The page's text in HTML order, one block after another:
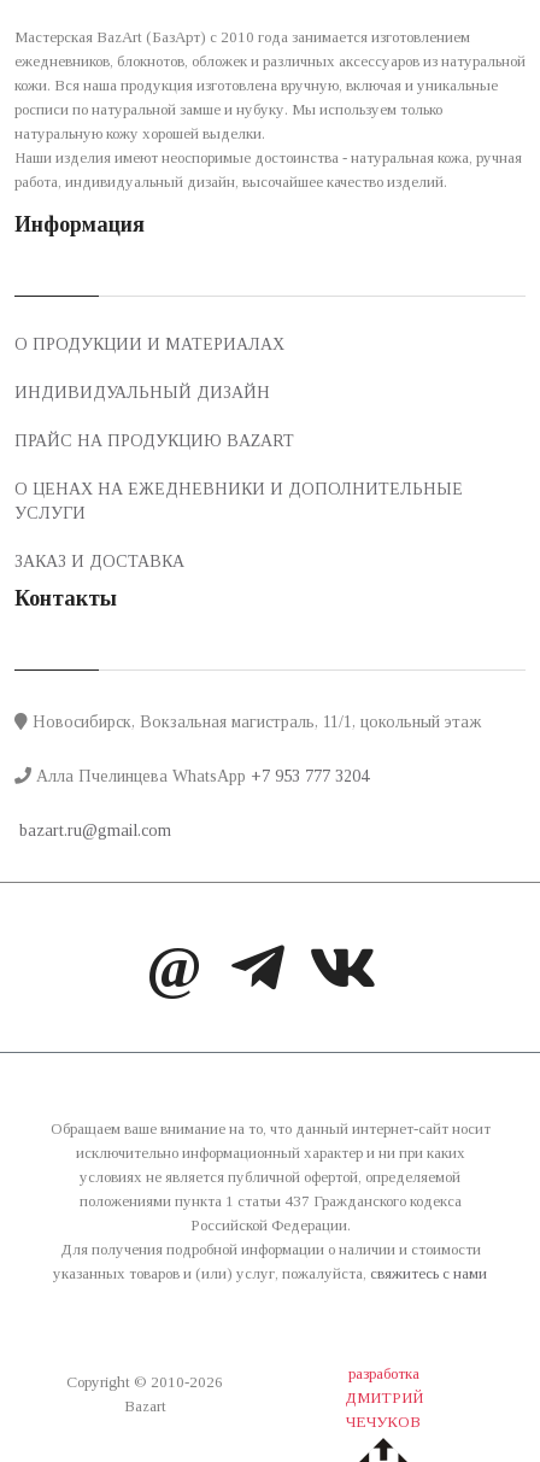
Мастерская BazArt (БазАрт) с 2010 года занимается изготовлением
ежедневников, блокнотов, обложек и различных аксессуаров из натуральной
кожи. Вся наша продукция изготовлена вручную, включая и уникальные
росписи по натуральной замше и нубуку. Мы используем только
натуральную кожу хорошей выделки.
Наши изделия имеют неоспоримые достоинства - натуральная кожа, ручная
работа, индивидуальный дизайн, высочайшее качество изделий.
Информация
О ПРОДУКЦИИ И МАТЕРИАЛАХ
ИНДИВИДУАЛЬНЫЙ ДИЗАЙН
ПРАЙС НА ПРОДУКЦИЮ BAZART
О ЦЕНАХ НА ЕЖЕДНЕВНИКИ И ДОПОЛНИТЕЛЬНЫЕ
УСЛУГИ
ЗАКАЗ И ДОСТАВКА
Контакты
Новосибирск, Вокзальная магистраль, 11/1, цокольный этаж
Алла Пчелинцева WhatsApp +7 953 777 3204
bazart.ru@gmail.com
@
Обращаем ваше внимание на то, что данный интернет-сайт носит
исключительно информационный характер и ни при каких
условиях не является публичной офертой, определяемой
положениями пункта 1 статьи 437 Гражданского кодекса
Российской Федерации.
Для получения подробной информации о наличии и стоимости
указанных товаров и (или) услуг, пожалуйста, свяжитесь с нами
Copyright © 2010-2026
Bazart
разработка
ДМИТРИЙ
ЧЕЧУКОВ